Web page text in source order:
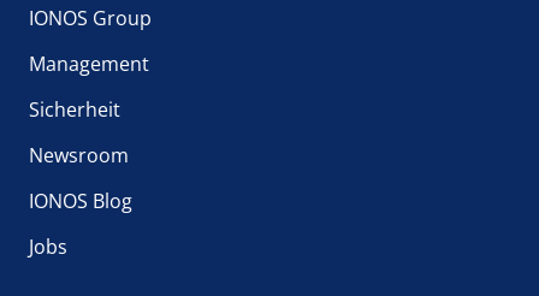
IONOS Group
Management
Sicherheit
Newsroom
IONOS Blog
Jobs